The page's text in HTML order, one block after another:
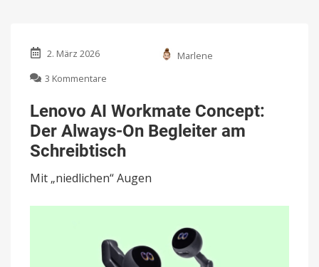
2. März 2026
Marlene
3 Kommentare
AI
Workmate
Concept:
Der
Always-
On
Begleiter
Lenovo AI Workmate Concept:
Der Always-On Begleiter am
Schreibtisch
Mit „niedlichen“ Augen